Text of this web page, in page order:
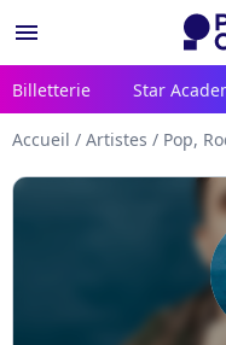
menu
Billetterie Star
Accueil / Artistes / Pop,